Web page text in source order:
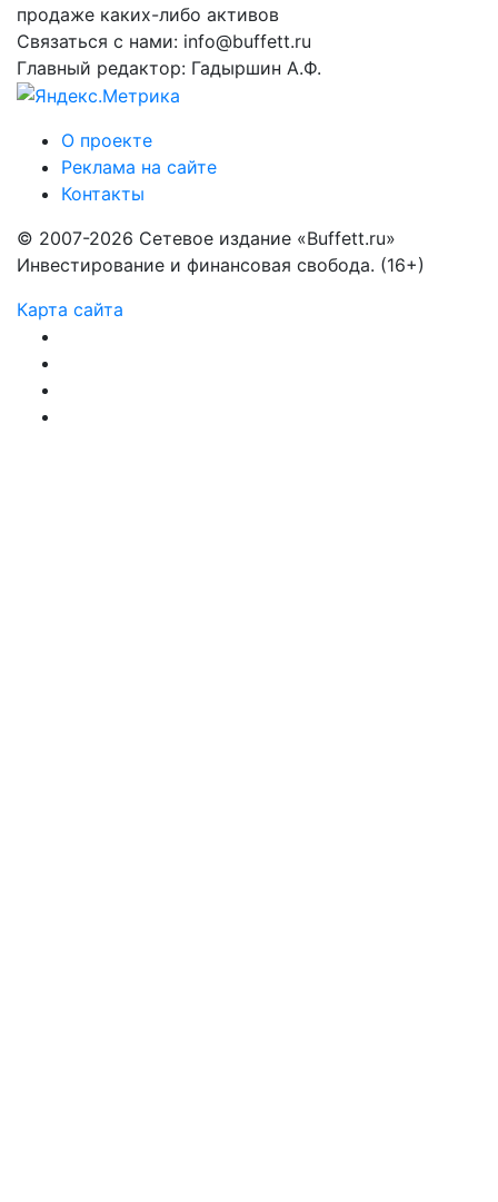
продаже каких-либо активов
Связаться с нами: info@buffett.ru
Главный редактор: Гадыршин А.Ф.
О проекте
Реклама на сайте
Контакты
© 2007-2026 Сетевое издание «Buffett.ru»
Инвестирование и финансовая свобода. (16+)
Карта сайта